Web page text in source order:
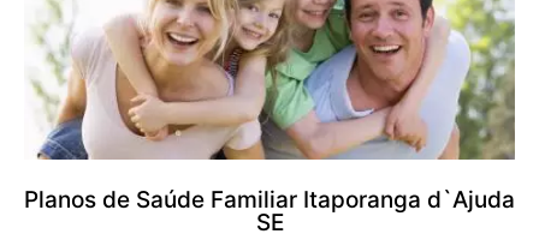
Planos de Saúde Familiar Itaporanga d`Ajuda
SE